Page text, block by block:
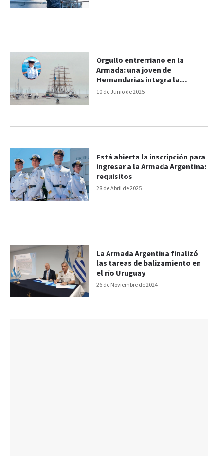
10 de Junio de 2025
Orgullo entrerriano en la
Armada: una joven de
Hernandarias integra la
tripulación de la Fragata
28 de Abril de 2025
Está abierta la inscripción para
ingresar a la Armada Argentina:
requisitos
26 de Noviembre de 2024
La Armada Argentina finalizó
las tareas de balizamiento en
el río Uruguay